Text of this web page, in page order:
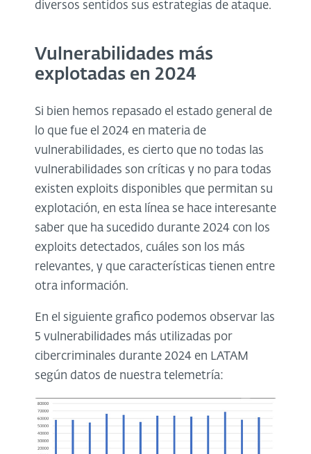
diversos sentidos sus estrategias de ataque.
Vulnerabilidades más
explotadas en 2024
Si bien hemos repasado el estado general de
lo que fue el 2024 en materia de
vulnerabilidades, es cierto que no todas las
vulnerabilidades son críticas y no para todas
existen exploits disponibles que permitan su
explotación, en esta línea se hace interesante
saber que ha sucedido durante 2024 con los
exploits detectados, cuáles son los más
relevantes, y que características tienen entre
otra información.
En el siguiente grafico podemos observar las
5 vulnerabilidades más utilizadas por
cibercriminales durante 2024 en LATAM
según datos de nuestra telemetría: